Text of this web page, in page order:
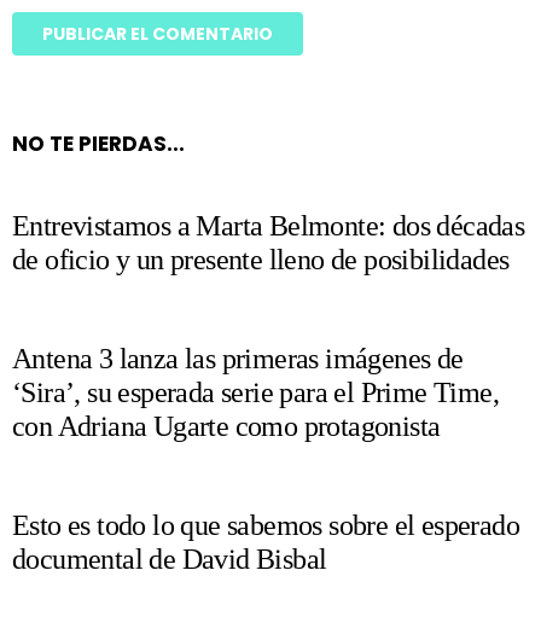
NO TE PIERDAS...
Entrevistamos a Marta Belmonte: dos décadas
de oficio y un presente lleno de posibilidades
Antena 3 lanza las primeras imágenes de
‘Sira’, su esperada serie para el Prime Time,
con Adriana Ugarte como protagonista
Esto es todo lo que sabemos sobre el esperado
documental de David Bisbal